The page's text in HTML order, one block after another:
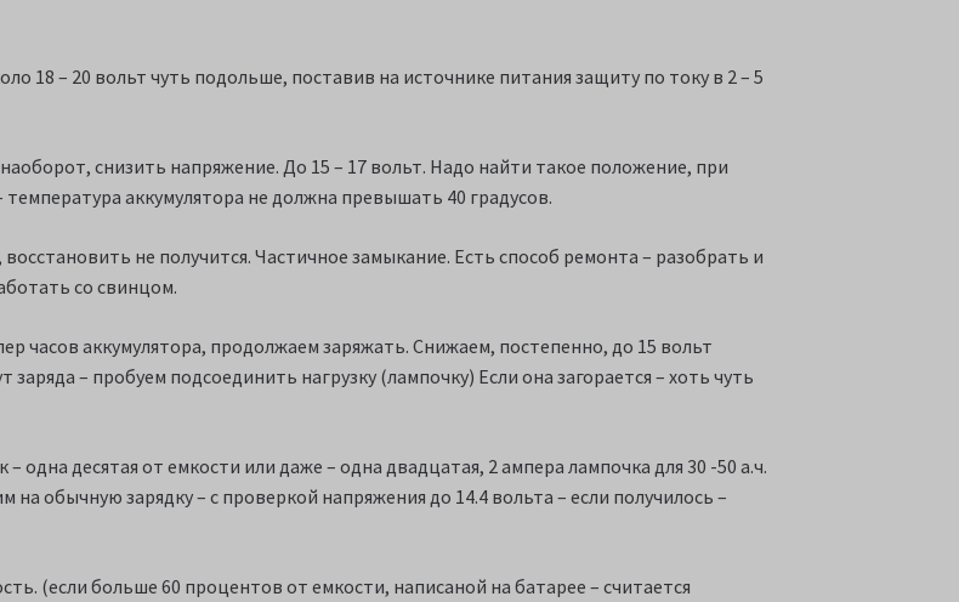
18 – 20 вольт чуть подольше, поставив на источнике питания защиту по току в 2 – 5
снизить напряжение. До 15 – 17 вольт. Надо найти такое положение, при
аккумулятора не должна превышать 40 градусов.
не получится. Частичное замыкание. Есть способ ремонта – разобрать и
со свинцом.
часов аккумулятора, продолжаем заряжать. Снижаем, постепенно, до 15 вольт
– пробуем подсоединить нагрузку (лампочку) Если она загорается – хоть чуть
десятая от емкости или даже – одна двадцатая, 2 ампера лампочка для 30 -50 а.ч.
обычную зарядку – с проверкой напряжения до 14.4 вольта – если получилось –
(если больше 60 процентов от емкости, написаной на батарее – считается